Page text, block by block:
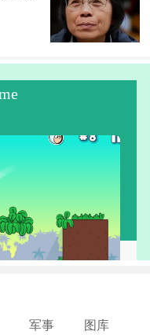
军事 图库